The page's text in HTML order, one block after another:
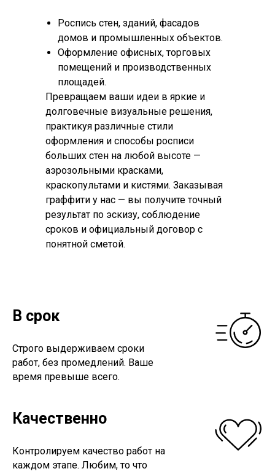
Роспись стен, зданий, фасадов
домов и промышленных объектов.
Оформление офисных, торговых
помещений и производственных
площадей.
Превращаем ваши идеи в яркие и
долговечные визуальные решения,
практикуя различные стили
оформления и способы росписи
больших стен на любой высоте —
аэрозольными красками,
краскопультами и кистями. Заказывая
граффити у нас — вы получите точный
результат по эскизу, соблюдение
сроков и официальный договор с
понятной сметой.
В срок
Строго выдерживаем сроки
работ, без промедлений. Ваше
время превыше всего.
Качественно
Контролируем качество работ на
каждом этапе. Любим, то что